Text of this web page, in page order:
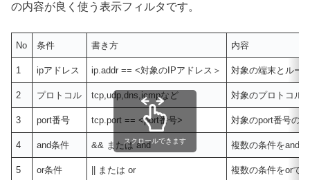
の内容が良く使う表示フィルタです。
No 条件 書き方 内容
1 ipアドレス ip.addr == <対象のIPアドレス＞ 対象の端末とルー
2 プロトコル tcp,udp,dns,icmpなど 対象のプロトコル
3 port番号 tcp.port == <port番号> 対象のport番号の
4 and条件 && または and 複数の条件をand
5 or条件 || または or 複数の条件をorで
スクロールできます